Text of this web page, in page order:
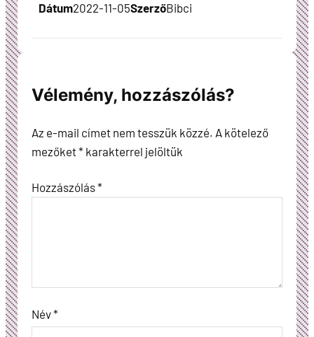
Dátum2022-11-05SzerzőBibci
Vélemény, hozzászólás?
Az e-mail címet nem tesszük közzé. A kötelező
mezőket* karakterrel jelöltük
Hozzászólás*
Név*